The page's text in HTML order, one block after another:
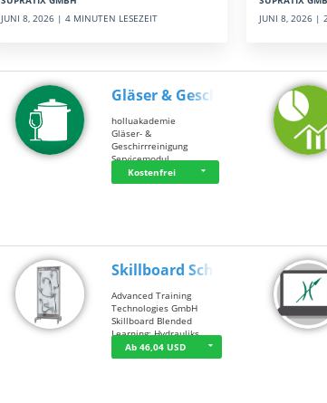
JUNI 8, 2026 | 4 MINUTEN LESEZEIT
JUNI 8, 2026 |
Gläser & Geschi…
holluakademie
Gläser- &
Geschirrreinigung
Servicemodul
Kostenfrei
Skillboard Schl…
Advanced Training
Technologies GmbH
Skillboard Blended
Learning: Hydrauliks…
Ab 46,04 USD